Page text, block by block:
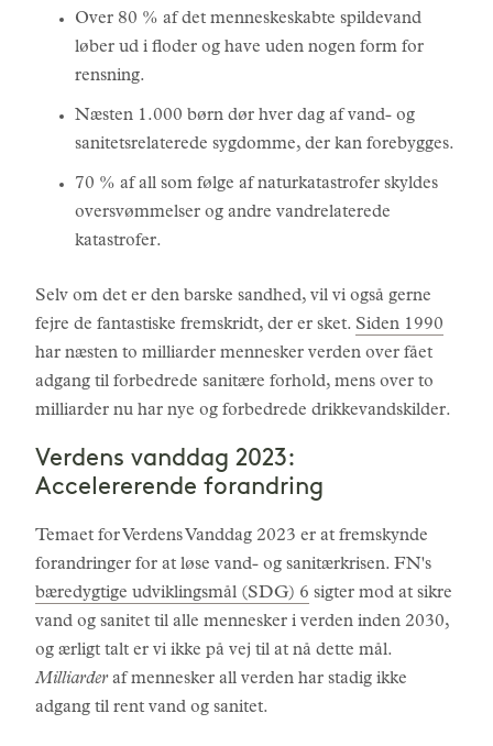
Over 80 % af det menneskeskabte spildevand
løber ud i floder og have uden nogen form for
rensning.
Næsten 1.000 børn dør hver dag af vand- og
sanitetsrelaterede sygdomme, der kan forebygges.
70 % af all som følge af naturkatastrofer skyldes
oversvømmelser og andre vandrelaterede
katastrofer.
Selv om det er den barske sandhed, vil vi også gerne
fejre de fantastiske fremskridt, der er sket. Siden 1990
har næsten to milliarder mennesker verden over fået
adgang til forbedrede sanitære forhold, mens over to
milliarder nu har nye og forbedrede drikkevandskilder.
Verdens vanddag 2023:
Accelererende forandring
Temaet for Verdens Vanddag 2023 er at fremskynde
forandringer for at løse vand- og sanitærkrisen. FN's
bæredygtige udviklingsmål (SDG) 6 sigter mod at sikre
vand og sanitet til alle mennesker i verden inden 2030,
og ærligt talt er vi ikke på vej til at nå dette mål.
Milliarderaf mennesker all verden har stadig ikke
adgang til rent vand og sanitet.